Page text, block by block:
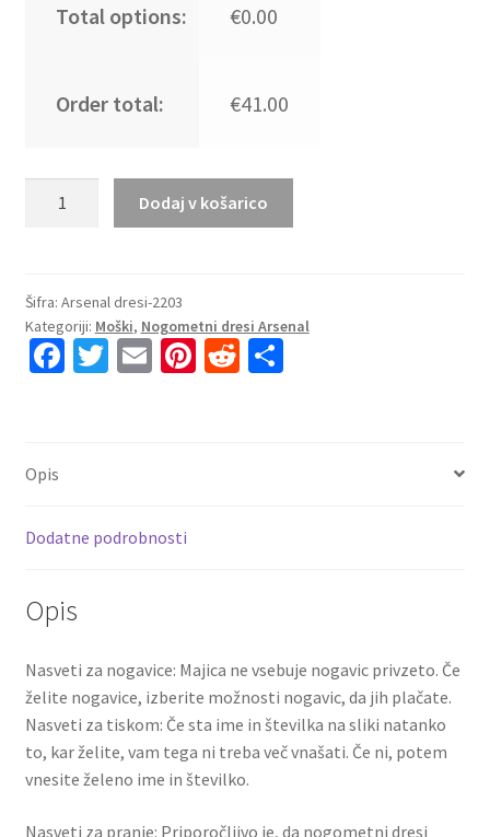
Total options: €0.00
Order total: €41.00
dresi
Arsenal
Domači
Jesus
Dodaj v košarico
Šifra: Arsenal dresi-2203
Kategoriji: Moški, Nogometni dresi Arsenal
Fa
k
T E Pi R S
Opis
Dodatne podrobnosti
Opis
Nasveti za nogavice: Majica ne vsebuje nogavic privzeto. Če
želite nogavice, izberite možnosti nogavic, da jih plačate.
Nasveti za tiskom: Če sta ime in številka na sliki natanko
to, kar želite, vam tega ni treba več vnašati. Če ni, potem
vnesite želeno ime in številko.
Nasveti za pranje: Priporočljivo je, da nogometni dresi